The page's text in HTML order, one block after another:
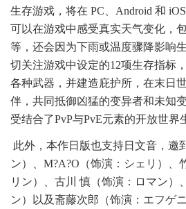
生存游戏，将在 PC、Android 和
可以在游戏中感受真实天气变化，
等，还会因为下雨或温度骤降影响
切关注游戏中设定的12项生存指标
各种武器，并建造庇护所，在末日
伴，共同抵御凶猛的变异者和未知
受结合了PvP与PvE元素的开放世界
此外，本作日版也支持日文音，邀
ン）、M?A?O（饰演：シェリ）、
リン）、古川 慎（饰演：ロマン）
ン）以及斋藤次郎（饰演：エフゲ